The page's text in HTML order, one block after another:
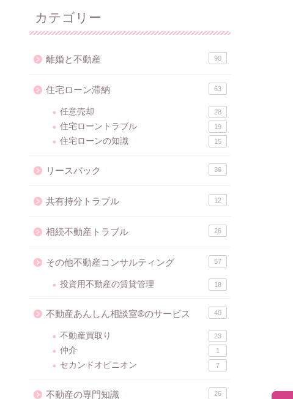
カテゴリー
離婚と不動産 90
住宅ローン滞納 63
任意売却 28
住宅ローントラブル 19
住宅ローンの知識 15
リースバック 36
共有持分トラブル 12
相続不動産トラブル 26
その他不動産コンサルティング 57
投資用不動産の賃貸管理 18
不動産あんしん相談室®のサービス 40
不動産買取り 23
仲介 1
セカンドオピニオン 7
不動産の専門知識 26